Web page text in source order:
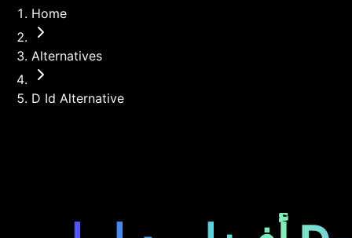
Home
Alternatives
D Id Alternative